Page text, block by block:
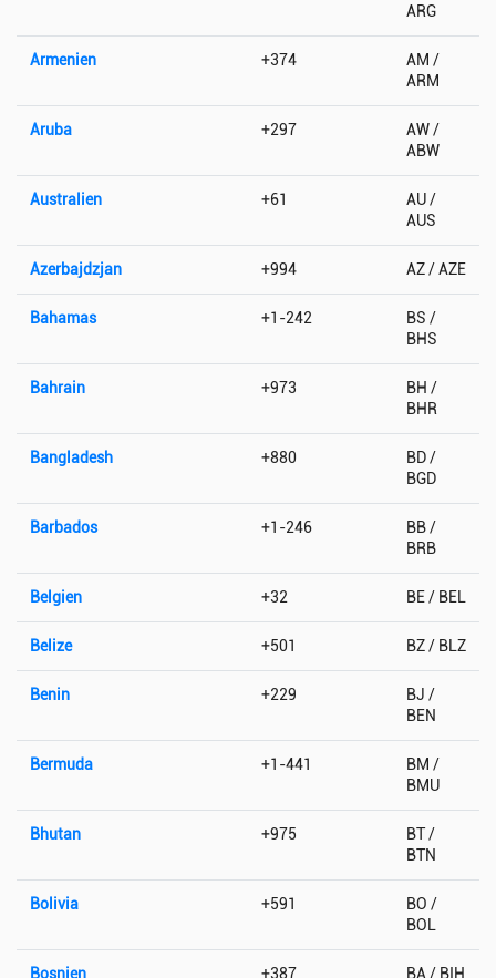
ARG
Armenien +374
AM /
ARM
Aruba +297
AW /
ABW
Australien +61
AU /
AUS
Azerbajdzjan +994 AZ / AZE
Bahamas +1-242
BS /
BHS
Bahrain +973
BH /
BHR
Bangladesh +880
BD /
BGD
Barbados +1-246
BB /
BRB
Belgien +32 BE / BEL
Belize +501 BZ / BLZ
Benin +229
BJ /
BEN
Bermuda +1-441
BM /
BMU
Bhutan +975
BT /
BTN
Bolivia +591
BO /
BOL
Bosnien +387 BA / BIH